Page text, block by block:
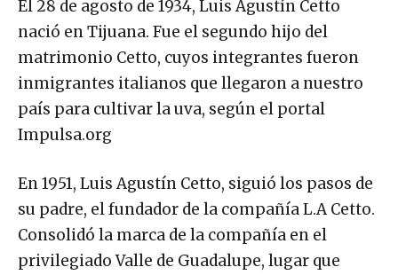
El 28 de agosto de 1934, Luis Agustín Cetto
nació en Tijuana. Fue el segundo hijo del
matrimonio Cetto, cuyos integrantes fueron
inmigrantes italianos que llegaron a nuestro
país para cultivar la uva, según el portal
Impulsa.org
En 1951, Luis Agustín Cetto, siguió los pasos de
su padre, el fundador de la compañía L.A Cetto.
Consolidó la marca de la compañía en el
privilegiado Valle de Guadalupe, lugar que